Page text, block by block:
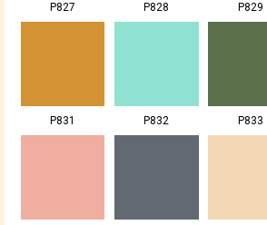
P827 P828 P829
P831 P832 P833